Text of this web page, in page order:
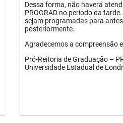
Dessa forma, não haverá
PROGRAD no período da
sejam programadas para
posteriormente.
Agradecemos a compreensão
Pró-Reitoria de Graduação –
Universidade Estadual de